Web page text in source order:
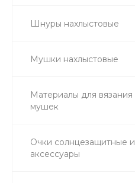
Шнуры нахлыстовые
Мушки нахлыстовые
Материалы для вязания
мушек
Очки солнцезащитные и
аксессуары